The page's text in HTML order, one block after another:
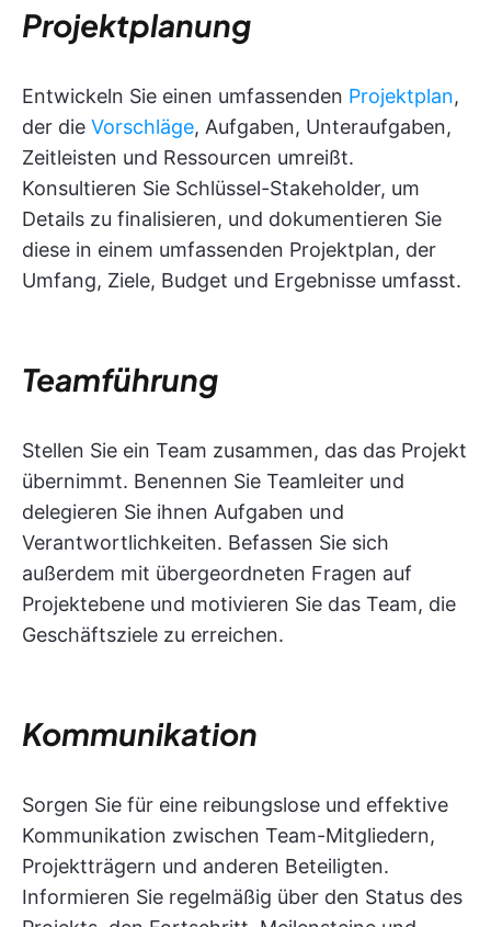
Projektplanung
Entwickeln Sie einen umfassenden Projektplan,
der die Vorschläge, Aufgaben, Unteraufgaben,
Zeitleisten und Ressourcen umreißt.
Konsultieren Sie Schlüssel-Stakeholder, um
Details zu finalisieren, und dokumentieren Sie
diese in einem umfassenden Projektplan, der
Umfang, Ziele, Budget und Ergebnisse umfasst.
Teamführung
Stellen Sie ein Team zusammen, das das Projekt
übernimmt. Benennen Sie Teamleiter und
delegieren Sie ihnen Aufgaben und
Verantwortlichkeiten. Befassen Sie sich
außerdem mit übergeordneten Fragen auf
Projektebene und motivieren Sie das Team, die
Geschäftsziele zu erreichen.
Kommunikation
Sorgen Sie für eine reibungslose und effektive
Kommunikation zwischen Team-Mitgliedern,
Projektträgern und anderen Beteiligten.
Informieren Sie regelmäßig über den Status des